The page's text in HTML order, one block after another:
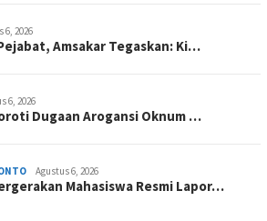
6, 2026
Amsakar Tegaskan: Ki…
6, 2026
Dugaan Arogansi Oknum …
Agustus 6, 2026
Mahasiswa Resmi Lapor…